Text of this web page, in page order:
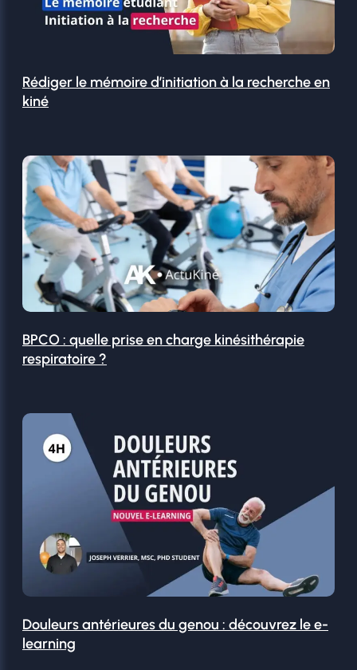
Rédiger le mémoire d’initiation à la recherche en
kiné
BPCO : quelle prise en charge kinésithérapie
respiratoire ?
Douleurs antérieures du genou : découvrez le e-
learning